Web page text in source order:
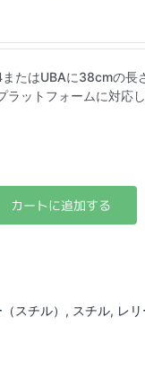
たはUBAに38cmの長
ットフォームに対応し
スチル） , スチル, レ